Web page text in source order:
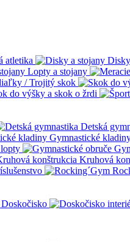
atletika
Lopty a stojany
/ Trojitý skok
do výšky a skok o žrdi
Detská
Gymnastické
Kruhová
Doskočisko